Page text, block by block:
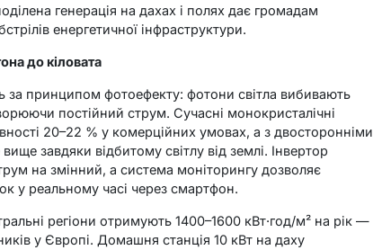
генерація на дахах і полях дає громадам
енергетичної інфраструктури.
до кіловата
за принципом фотоефекту: фотони світла вибивають
постійний струм. Сучасні монокристалічні
20–22 % у комерційних умовах, а з двосторонніми
завдяки відбитому світлу від землі. Інвертор
на змінний, а система моніторингу дозволяє
у реальному часі через смартфон.
регіони отримують 1400–1600 кВт·год/м² на рік —
у Європі. Домашня станція 10 кВт на даху